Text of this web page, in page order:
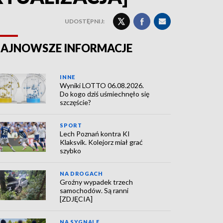
UDOSTĘPNIJ:
INFORMACJE
INNE
Wyniki LOTTO 06.08.2026.
Do kogo dziś uśmiechnęło się
szczęście?
SPORT
Lech Poznań kontra KI
Klaksvik. Kolejorz miał grać
szybko
NA DROGACH
Groźny wypadek trzech
samochodów. Są ranni
[ZDJĘCIA]